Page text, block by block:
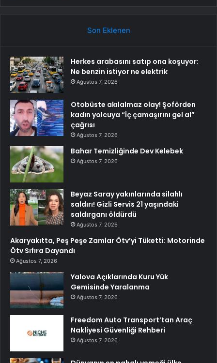
Son Eklenen
Herkes arabasını satıp ona koşuyor:
Ne benzin istiyor ne elektrik
Ağustos 7, 2026
Otobüste akılalmaz olay! Şoförden
kadın yolcuya “İç çamaşırını gel al”
çağrısı
Ağustos 7, 2026
Bahar Temizliğinde Dev Kelebek
Ağustos 7, 2026
Beyaz Saray yakınlarında silahlı
saldırı! Gizli Servis 21 yaşındaki
saldırganı öldürdü
Ağustos 7, 2026
Akaryakıtta, Peş Peşe Zamlar Ötv’yi Tüketti: Motorinde
Ötv Sıfıra Dayandı
Ağustos 7, 2026
Yalova Açıklarında Kuru Yük
Gemisinde Yaralanma
Ağustos 7, 2026
Freedom Auto Transport’tan Araç
Nakliyesi Güvenliği Rehberi
Ağustos 7, 2026